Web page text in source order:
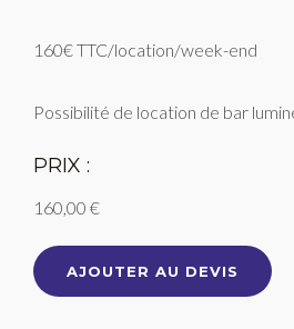
160€ TTC/location/week-end
Possibilité de location de bar
PRIX :
160,00 €
AJOUTER AU DEVIS